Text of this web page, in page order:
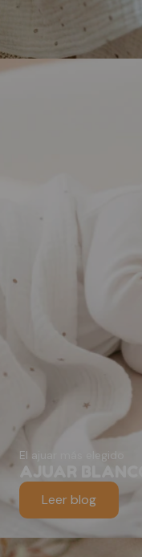
El ajuar más elegido
AJUAR BLANCO
Leer blog